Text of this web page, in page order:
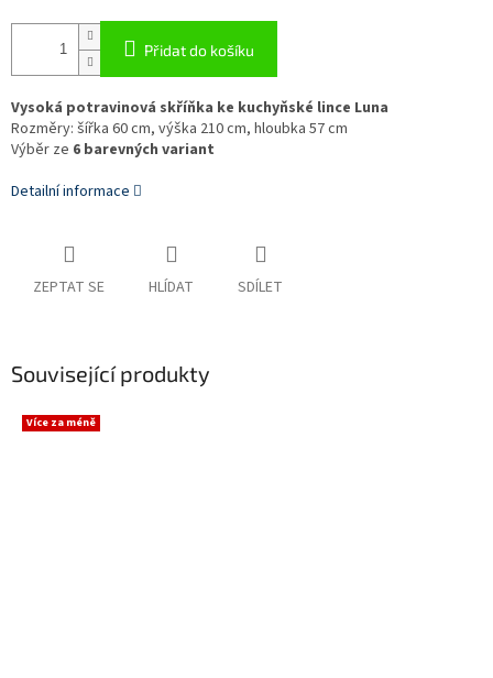
Přidat do košíku
Vysoká potravinová skříňka ke kuchyňské lince Luna
Rozměry: šířka 60 cm, výška 210 cm, hloubka 57 cm
Výběr ze 6 barevných variant
Detailní informace
ZEPTAT SE HLÍDAT SDÍLET
Související produkty
Více za méně